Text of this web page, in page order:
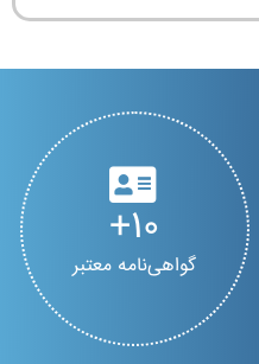
10
گواهی‌نامه معتبر